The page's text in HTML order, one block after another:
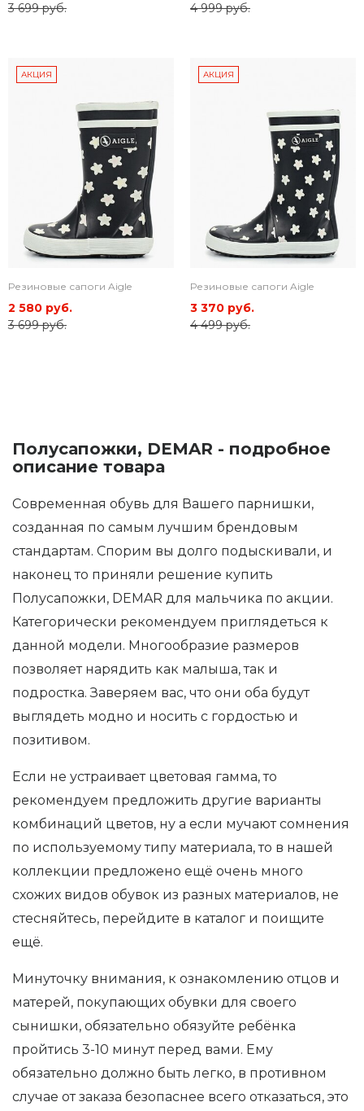
3 699 руб. 4 999 руб.
АКЦИЯ
Резиновые сапоги Aigle
2 580 руб.
3 699 руб.
АКЦИЯ
Резиновые сапоги Aigle
3 370 руб.
4 499 руб.
Полусапожки, DEMAR - подробное
описание товара
Современная обувь для Вашего парнишки,
созданная по самым лучшим брендовым
стандартам. Спорим вы долго подыскивали, и
наконец то приняли решение купить
Полусапожки, DEMAR для мальчика по акции.
Категорически рекомендуем приглядеться к
данной модели. Многообразие размеров
позволяет нарядить как малыша, так и
подростка. Заверяем вас, что они оба будут
выглядеть модно и носить с гордостью и
позитивом.
Если не устраивает цветовая гамма, то
рекомендуем предложить другие варианты
комбинаций цветов, ну а если мучают сомнения
по используемому типу материала, то в нашей
коллекции предложено ещё очень много
схожих видов обувок из разных материалов, не
стесняйтесь, перейдите в каталог и поищите
ещё.
Минуточку внимания, к ознакомлению отцов и
матерей, покупающих обувки для своего
сынишки, обязательно обязуйте ребёнка
пройтись 3-10 минут перед вами. Ему
обязательно должно быть легко, в противном
случае от заказа безопаснее всего отказаться, это